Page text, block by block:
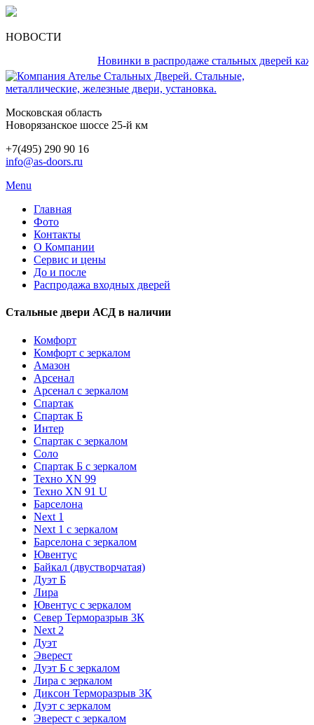
НОВОСТИ
Новинки в распродаже стальных дверей каждый
Московская область
Новорязанское шоссе 25-й км
+7(495) 290 90 16
info@as-doors.ru
Menu
Главная
Фото
Контакты
О Компании
Сервис и цены
До и после
Распродажа входных дверей
Стальные двери АСД в наличии
Комфорт
Комфорт с зеркалом
Амазон
Арсенал
Арсенал с зеркалом
Спартак
Спартак Б
Интер
Спартак с зеркалом
Соло
Спартак Б с зеркалом
Техно XN 99
Техно XN 91 U
Барселона
Next 1
Next 1 с зеркалом
Барселона с зеркалом
Ювентус
Байкал (двустворчатая)
Дуэт Б
Лира
Ювентус с зеркалом
Север Терморазрыв 3К
Next 2
Дуэт
Эверест
Дуэт Б с зеркалом
Лира с зеркалом
Диксон Терморазрыв 3К
Дуэт с зеркалом
Эверест с зеркалом